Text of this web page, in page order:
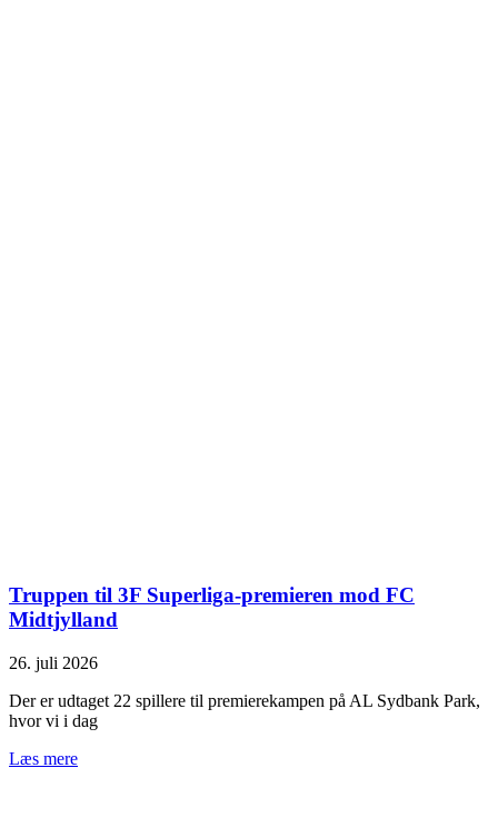
Truppen til 3F Superliga-premieren mod FC
Midtjylland
26. juli 2026
Der er udtaget 22 spillere til premierekampen på AL Sydbank Park,
hvor vi i dag
Læs mere